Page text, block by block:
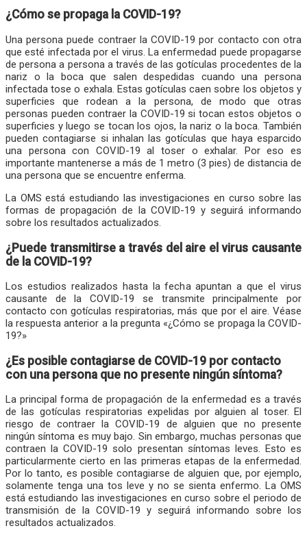
¿Cómo se propaga la COVID-19?
Una persona puede contraer la COVID-19 por contacto con otra
que esté infectada por el virus. La enfermedad puede propagarse
de persona a persona a través de las gotículas procedentes de la
nariz o la boca que salen despedidas cuando una persona
infectada tose o exhala. Estas gotículas caen sobre los objetos y
superficies que rodean a la persona, de modo que otras
personas pueden contraer la COVID-19 si tocan estos objetos o
superficies y luego se tocan los ojos, la nariz o la boca. También
pueden contagiarse si inhalan las gotículas que haya esparcido
una persona con COVID-19 al toser o exhalar. Por eso es
importante mantenerse a más de 1 metro (3 pies) de distancia de
una persona que se encuentre enferma.
La OMS está estudiando las investigaciones en curso sobre las
formas de propagación de la COVID-19 y seguirá informando
sobre los resultados actualizados.
¿Puede transmitirse a través del aire el virus causante
de la COVID-19?
Los estudios realizados hasta la fecha apuntan a que el virus
causante de la COVID-19 se transmite principalmente por
contacto con gotículas respiratorias, más que por el aire. Véase
la respuesta anterior a la pregunta «¿Cómo se propaga la COVID-
19?»
¿Es posible contagiarse de COVID-19 por contacto
con una persona que no presente ningún síntoma?
La principal forma de propagación de la enfermedad es a través
de las gotículas respiratorias expelidas por alguien al toser. El
riesgo de contraer la COVID-19 de alguien que no presente
ningún síntoma es muy bajo. Sin embargo, muchas personas que
contraen la COVID-19 solo presentan síntomas leves. Esto es
particularmente cierto en las primeras etapas de la enfermedad.
Por lo tanto, es posible contagiarse de alguien que, por ejemplo,
solamente tenga una tos leve y no se sienta enfermo. La OMS
está estudiando las investigaciones en curso sobre el periodo de
transmisión de la COVID-19 y seguirá informando sobre los
resultados actualizados.